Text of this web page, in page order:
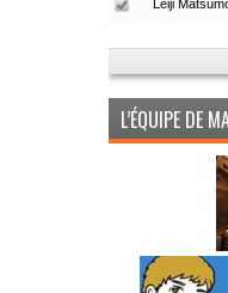
L’ÉQUIPE DE